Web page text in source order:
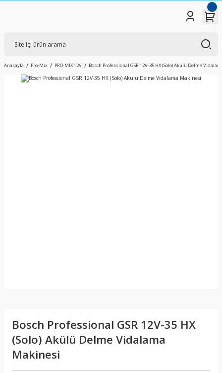
Anasayfa Pro-Mix PRO-MIX 12V Bosch Professional GSR 12V-35 HX (Solo) Akülü Delme
Bosch Professional GSR 12V-35 HX
(Solo) Akülü Delme Vidalama
Makinesi